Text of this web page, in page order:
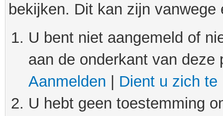
bekijken. Dit kan zijn
U bent niet aangemeld of
aan de onderkant van
Aanmelden
Dient u zich te
U hebt geen toestemming